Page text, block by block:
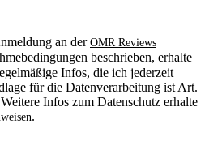
an derOMR Reviews
beschrieben, erhalte
Infos, die ich jederzeit
für die Datenverarbeitung ist Art.
Infos zum Datenschutz erhalte
.